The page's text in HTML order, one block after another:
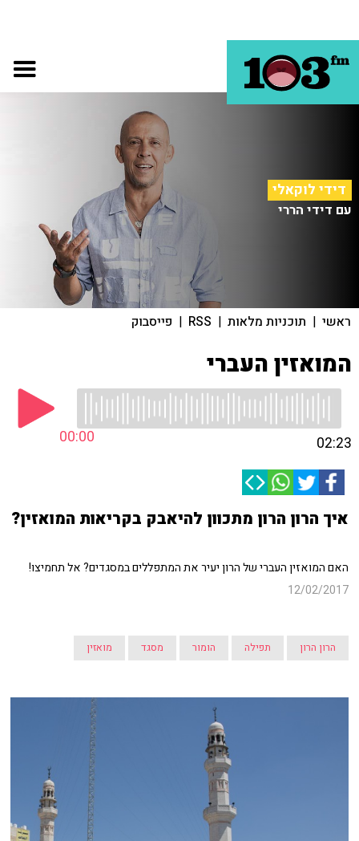
דידי לוקאלי
עם דידי הררי
ראשי | תוכניות מלאות |
RSS
| פייסבוק
המואזין העברי
00:00 02:23
איך הרון הרון מתכוון להיאבק בקריאות המואזין?
האם המואזין העברי של הרון יעיר את המתפללים במסגדים? אל תחמיצו!
12/02/2017
הרון הרון תפילה הומור מסגד מואזין